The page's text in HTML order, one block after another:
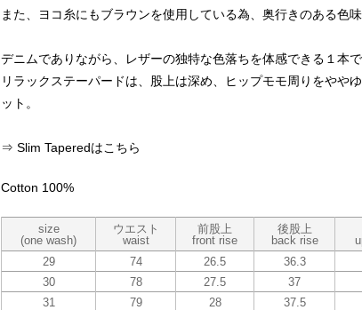
また、ヨコ糸にもブラウンを使用している為、奥行きのある色
デニムでありながら、レザーの独特な色落ちを体感できる１本で
リラックステーパードは、股上は深め、ヒップモモ周りをやや
ット。
⇒ Slim Taperedはこちら
Cotton 100%
size
(one wash)
ウエスト
waist
前股上
front rise
後股上
back rise
29
74 26.5 36.3
30
78 27.5 37
31
79 28 37.5